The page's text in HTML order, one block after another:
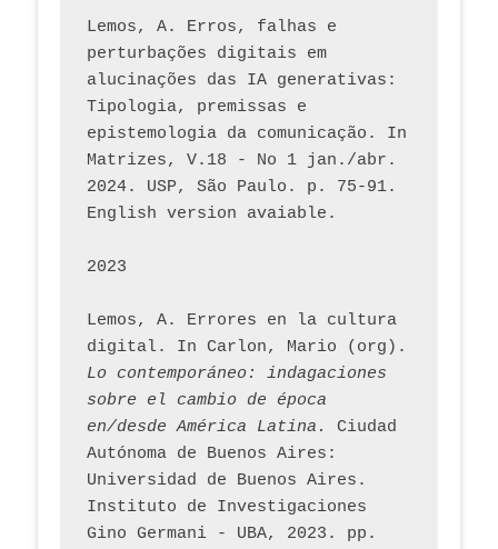
Lemos, A. Erros, falhas e
perturbações digitais em
alucinações das IA generativas:
Tipologia, premissas e
epistemologia da comunicação. In
Matrizes, V.18 - No 1 jan./abr.
2024. USP, São Paulo. p. 75-91.
English version avaiable.
2023
Lemos, A. Errores en la cultura
Lo contemporáneo: indagaciones
sobre el cambio de época
en/desde América Latina.
Ciudad
Autónoma de Buenos Aires:
Universidad de Buenos Aires.
Instituto de Investigaciones
Gino Germani - UBA, 2023. pp.